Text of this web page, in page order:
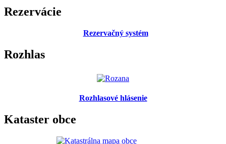
Rezervácie
Rezervačný systém
Rozhlas
Rozhlasové hlásenie
Kataster obce